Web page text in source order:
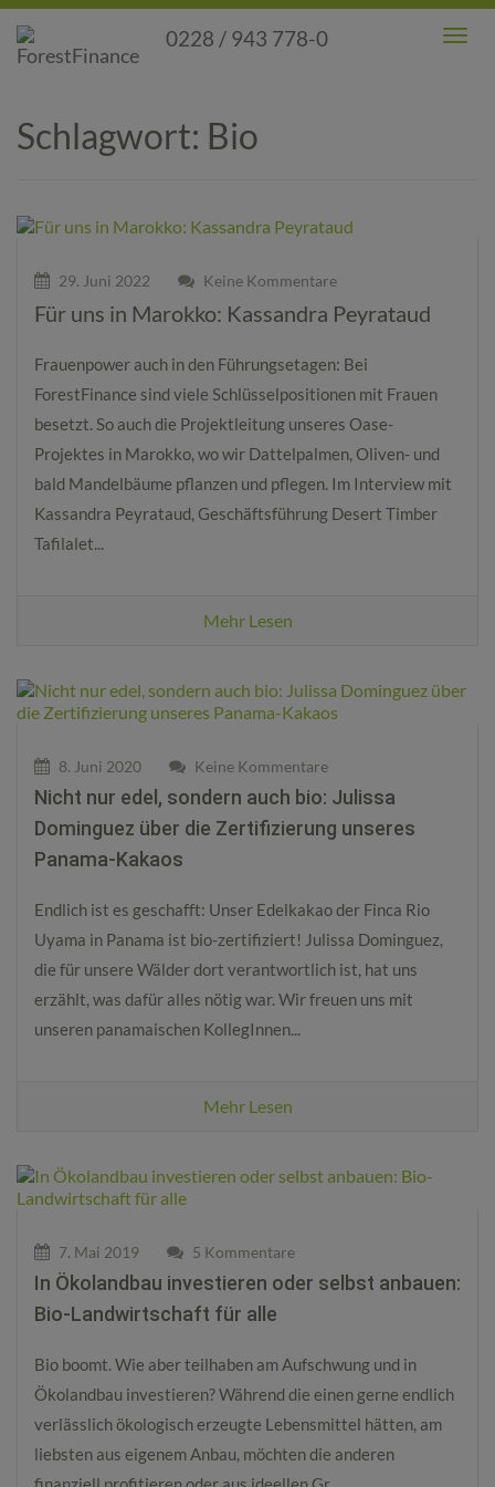
0228 / 943 778-0
Schlagwort: Bio
29. Juni 2022 Keine Kommentare
Für uns in Marokko: Kassandra Peyrataud
Frauenpower auch in den Führungsetagen: Bei
ForestFinance sind viele Schlüsselpositionen mit Frauen
besetzt. So auch die Projektleitung unseres Oase-
Projektes in Marokko, wo wir Dattelpalmen, Oliven- und
bald Mandelbäume pflanzen und pflegen. Im Interview mit
Kassandra Peyrataud, Geschäftsführung Desert Timber
Tafilalet...
Mehr Lesen
8. Juni 2020 Keine Kommentare
Nicht nur edel, sondern auch bio: Julissa
Dominguez über die Zertifizierung unseres
Panama-Kakaos
Endlich ist es geschafft: Unser Edelkakao der Finca Rio
Uyama in Panama ist bio-zertifiziert! Julissa Dominguez,
die für unsere Wälder dort verantwortlich ist, hat uns
erzählt, was dafür alles nötig war. Wir freuen uns mit
unseren panamaischen KollegInnen...
Mehr Lesen
7. Mai 2019 5 Kommentare
In Ökolandbau investieren oder selbst anbauen:
Bio-Landwirtschaft für alle
Bio boomt. Wie aber teilhaben am Aufschwung und in
Ökolandbau investieren? Während die einen gerne endlich
verlässlich ökologisch erzeugte Lebensmittel hätten, am
liebsten aus eigenem Anbau, möchten die anderen